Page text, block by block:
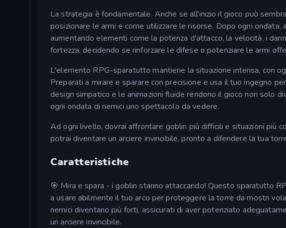
La strategia è fondamentale. Anche se all'inizio il gioco può
posizionare le armi e come utilizzare le risorse. Dopo ogni
aumentando elementi come la potenza d'attacco, la velocità, i
fortezza, decidendo se rinforzare le difese o potenziare le armi
L'elemento RPG-sparatutto mantiene la situazione intensa, con
Preparati a mirare e sparare con precisione e usa il tuo ingegno
design simpatico e le animazioni fluide rendono il gioco non solo
ogni ondata di nemici uno spettacolo da vedere.
Ad ogni livello, dovrai affrontare goblin più difficili e situazioni più
potrai diventare un arciere invincibile, pronto a difendere la tua
Caratteristiche
🎯 Mira e spara - i goblin stanno attaccando! Questo sparatutto
a usare abilmente il tuo arco per proteggere la torre da mostri
nemici diventano più forti, assicurati di aver potenziato
un arciere invincibile.